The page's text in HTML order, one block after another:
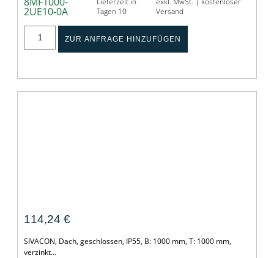
2UE10-0A
Tagen 10
Versand
ZUR ANFRAGE HINZUFÜGEN
114,24 €
SIVACON, Dach, geschlossen, IP55, B: 1000 mm, T: 1000 mm,
verzinkt…